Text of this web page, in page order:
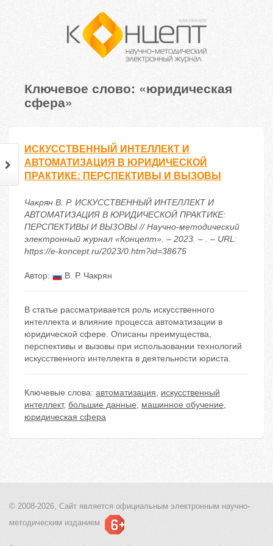
Ключевое слово: «юридическая
сфера»
ИСКУССТВЕННЫЙ ИНТЕЛЛЕКТ И
АВТОМАТИЗАЦИЯ В ЮРИДИЧЕСКОЙ
ПРАКТИКЕ: ПЕРСПЕКТИВЫ И ВЫЗОВЫ
Чакрян В. Р. ИСКУССТВЕННЫЙ ИНТЕЛЛЕКТ И
АВТОМАТИЗАЦИЯ В ЮРИДИЧЕСКОЙ ПРАКТИКЕ:
ПЕРСПЕКТИВЫ И ВЫЗОВЫ // Научно-методический
электронный журнал «Концепт». – 2023. – . – URL:
https://e-koncept.ru/2023/0.htm?id=38675
Автор: В. Р. Чакрян
В статье рассматривается роль искусственного
интеллекта и влияние процесса автоматизации в
юридической сфере. Описаны преимущества,
перспективы и вызовы при использовании технологий
искусственного интеллекта в деятельности юриста.
Ключевые слова: автоматизация, искусственный
интеллект, большие данные, машинное обучение,
юридическая сфера
© 2008-2026, Сайт является официальным электронным научно-
методическим изданием.